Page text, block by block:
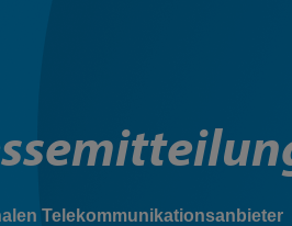
Telekommunikationsanbieter